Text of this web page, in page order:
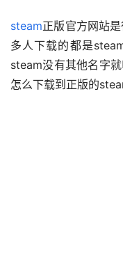
steam正版官方网站
多人下载的都是
steam没有其他名字
怎么下载到正版的